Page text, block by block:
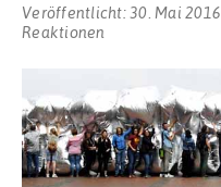
Veröffentlicht:30. Mai 2016
Reaktionen